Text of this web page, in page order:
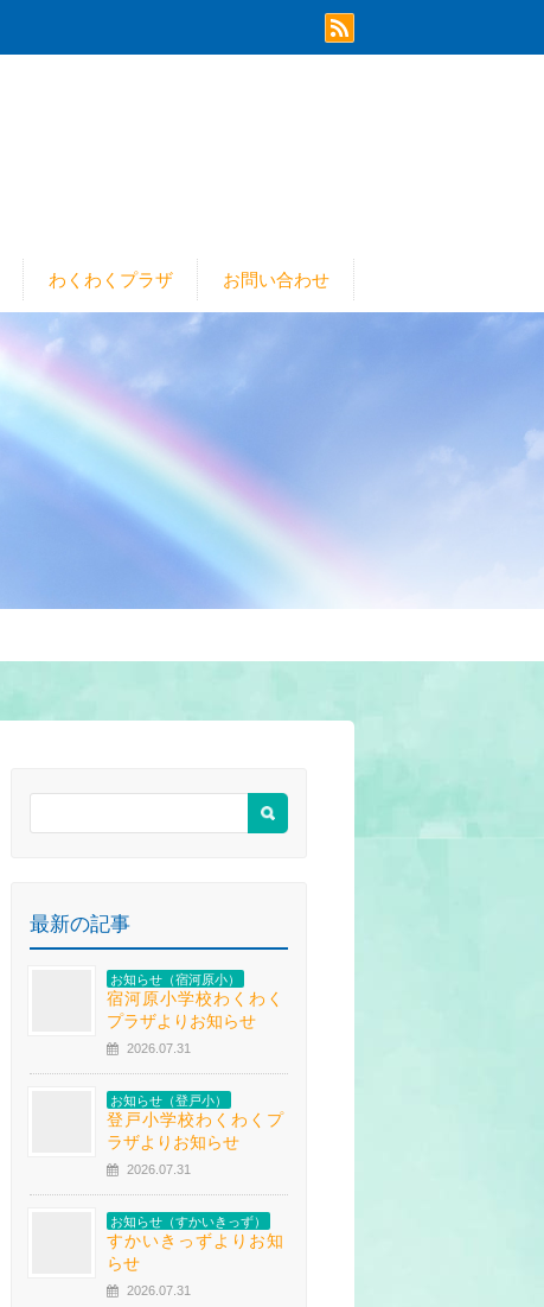
わくわくプラザ お問い合わせ
最新の記事
お知らせ（宿河原小）
宿河原小学校わくわく
プラザよりお知らせ
2026.07.31
お知らせ（登戸小）
登戸小学校わくわくプ
ラザよりお知らせ
2026.07.31
お知らせ（すかいきっず）
すかいきっずよりお知
らせ
2026.07.31